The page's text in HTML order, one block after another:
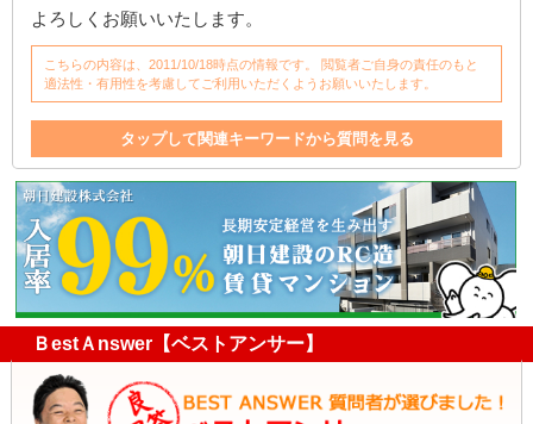
よろしくお願いいたします。
こちらの内容は、2011/10/18時点の情報です。 閲覧者ご自身の責任のもと
適法性・有用性を考慮してご利用いただくようお願いいたします。
タップして関連キーワードから質問を見る
アパート マンション 売買 仲介 家 家賃
迷惑
対応
仲介業者
ＢestＡnswer【ベストアンサー】